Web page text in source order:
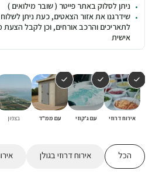
ניתן לסלוק באתר פייטר ( שובר מילואים )
שידרגנו את אזור הצאטים, כעת ניתן
לתאריכים והרכב אורחים, וכן לקבל
אישית
אירוח דרוזי עם ג'קוזי עם ממ"ד בצפון
הכל אירוח דרוזי בגולן